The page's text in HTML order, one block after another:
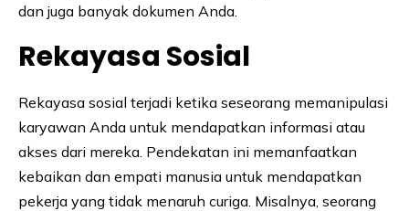
dan juga banyak dokumen Anda.
Rekayasa Sosial
Rekayasa sosial terjadi ketika seseorang memanipulasi
karyawan Anda untuk mendapatkan informasi atau
akses dari mereka. Pendekatan ini memanfaatkan
kebaikan dan empati manusia untuk mendapatkan
pekerja yang tidak menaruh curiga. Misalnya, seorang